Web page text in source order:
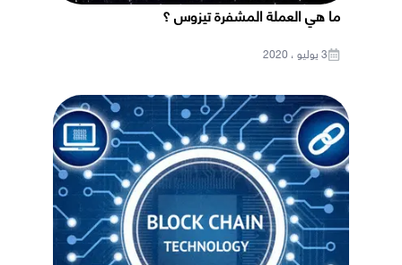
ما هي العملة المشفرة تيزوس ؟
3 يوليو ، 2020